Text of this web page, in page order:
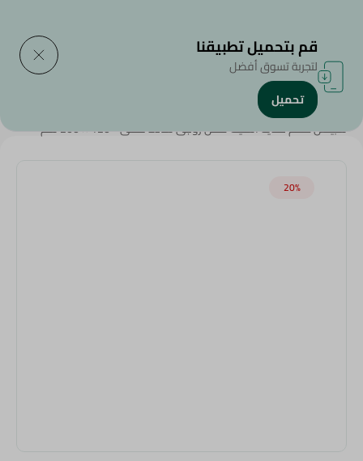
الرئيسية/الملابس والمفروشات
سبينس طقم ملايه استيك قطن زوجى ساده كحلى - 120 × 200 سم
20‎%‎
قم بتحميل تطبيقنا
لتجربة تسوق أفضل
تحميل